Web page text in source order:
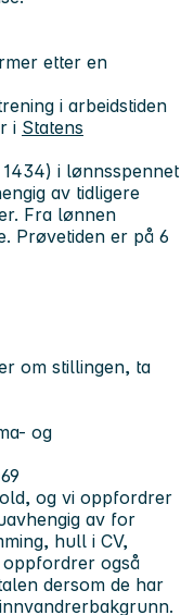
etter en
i arbeidstiden
i Statens
i lønnsspennet
av tidligere
Fra lønnen
Prøvetiden er på 6
om stillingen, ta
og
og vi oppfordrer
av for
hull i CV,
også
dersom de har